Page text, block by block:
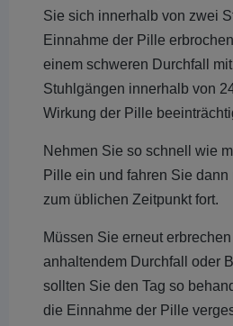
Sie sich innerhalb von zwei
Einnahme der Pille
einem schweren Durchfall
Stuhlgängen innerhalb von
Wirkung der Pille
Nehmen Sie so schnell wie
Pille ein und fahren Sie
zum üblichen Zeitpunkt fort.
Müssen Sie erneut
anhaltendem Durchfall oder
sollten Sie den Tag so
die Einnahme der Pille